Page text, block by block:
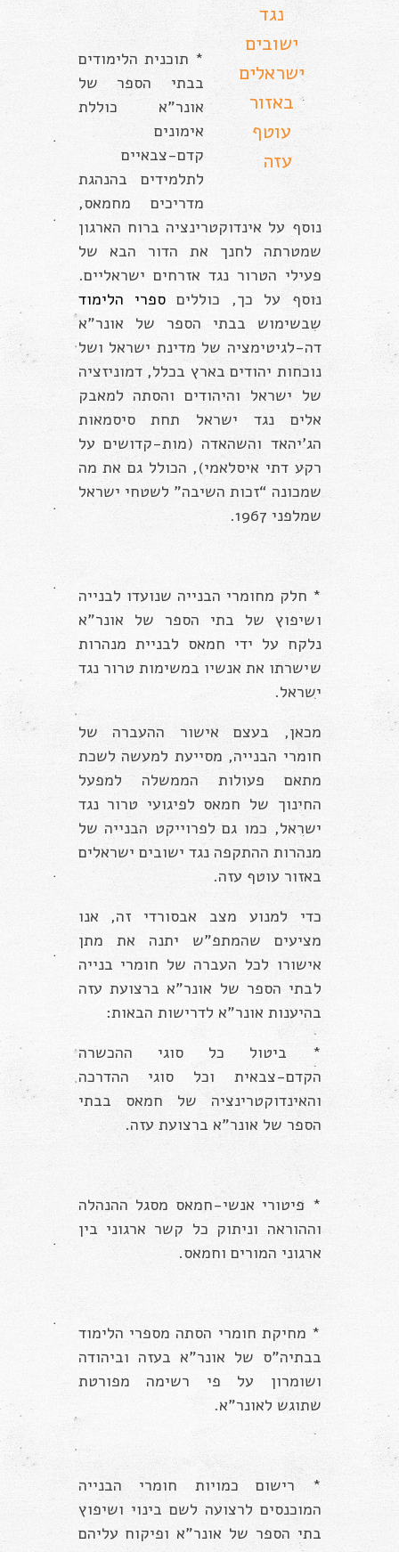
נגד
ישובים
ישראלים
באזור
עוטף
עזה
* תוכנית הלימודים
בבתי הספר של
אונר”א כוללת
אימונים
קדם-צבאיים
לתלמידים בהנהגת
מדריכים מחמאס,
נוסף על אינדוקטרינציה ברוח הארגון
שמטרתה לחנך את הדור הבא של
פעילי הטרור נגד אזרחים ישראליים.
נוסף על כך, כולליםספרי הלימוד
שבשימוש בבתי הספר של אונר”א
דה-לגיטימציה של מדינת ישראל ושל
נוכחות יהודים בארץ בכלל, דמוניזציה
של ישראל והיהודים והסתה למאבק
אלים נגד ישראל תחת סיסמאות
הג’יהאד והשהאדה (מות-קדושים על
רקע דתי איסלאמי), הכולל גם את מה
שמכונה “זכות השיבה” לשטחי ישראל
שמלפני 1967.
* חלק מחומרי הבנייה שנועדו לבנייה
ושיפוץ של בתי הספר של אונר”א
נלקח על ידי חמאס לבניית מנהרות
שישרתו את אנשיו במשימות טרור נגד
ישראל.
מכאן, בעצם אישור ההעברה של
חומרי הבנייה, מסייעת למעשה לשכת
מתאם פעולות הממשלה למפעל
החינוך של חמאס לפיגועי טרור נגד
ישראל, כמו גם לפרוייקט הבנייה של
מנהרות ההתקפה נגד ישובים ישראלים
באזור עוטף עזה.
כדי למנוע מצב אבסורדי זה, אנו
מציעים שהמתפ”ש יתנה את מתן
אישורו לכל העברה של חומרי בנייה
לבתי הספר של אונר”א ברצועת עזה
בהיענות אונר”א לדרישות הבאות:
* ביטול כל סוגי ההכשרה
הקדם-צבאית וכל סוגי ההדרכה
והאינדוקטרינציה של חמאס בבתי
הספר של אונר”א ברצועת עזה.
* פיטורי אנשי-חמאס מסגל ההנהלה
וההוראה וניתוק כל קשר ארגוני בין
ארגוני המורים וחמאס.
* מחיקת חומרי הסתה מספרי הלימוד
בבתיה”ס של אונר”א בעזה וביהודה
ושומרון על פי רשימה מפורטת
שתוגש לאונר”א.
* רישום כמויות חומרי הבנייה
המוכנסים לרצועה לשם בינוי ושיפוץ
בתי הספר של אונר”א ופיקוח עליהם